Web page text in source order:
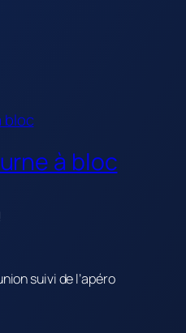
à bloc
suivi de l’apéro